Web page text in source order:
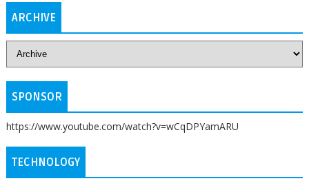
ARCHIVE
SPONSOR
https://www.youtube.com/watch?v=wCqDPYamARU
TECHNOLOGY